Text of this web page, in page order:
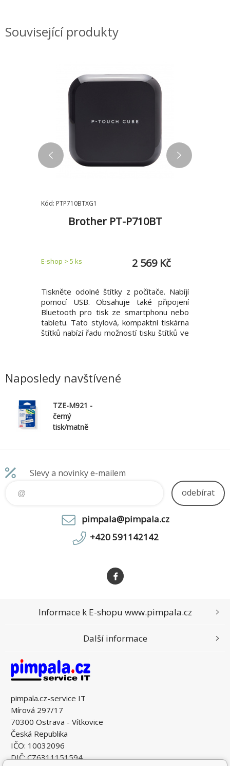
Související produkty
štítky z
Kód: PTP710BTXG1
Brother PT-P710BT
E-shop > 5 ks 2 569 Kč
Tiskněte odolné štítky z počítače. Nabíjí
pomocí USB. Obsahuje také připojení
Bluetooth pro tisk ze smartphonu nebo
tabletu. Tato stylová, kompaktní tiskárna
štítků nabízí řadu možností tisku štítků ve
a speciál
Naposledy navštívené
TZE-M921 -
černý
tisk/matně
podklad, 9mm
Slevy a novinky e-mailem
odebírat
pimpala@pimpala.cz
+420 591142142
pimpala.cz-service IT
Mírová 297/17
70300 Ostrava - Vítkovice
Česká Republika
IČO: 10032096
DIČ: CZ6311151594
Informace k E-shopu www.pimpala.cz
Další informace